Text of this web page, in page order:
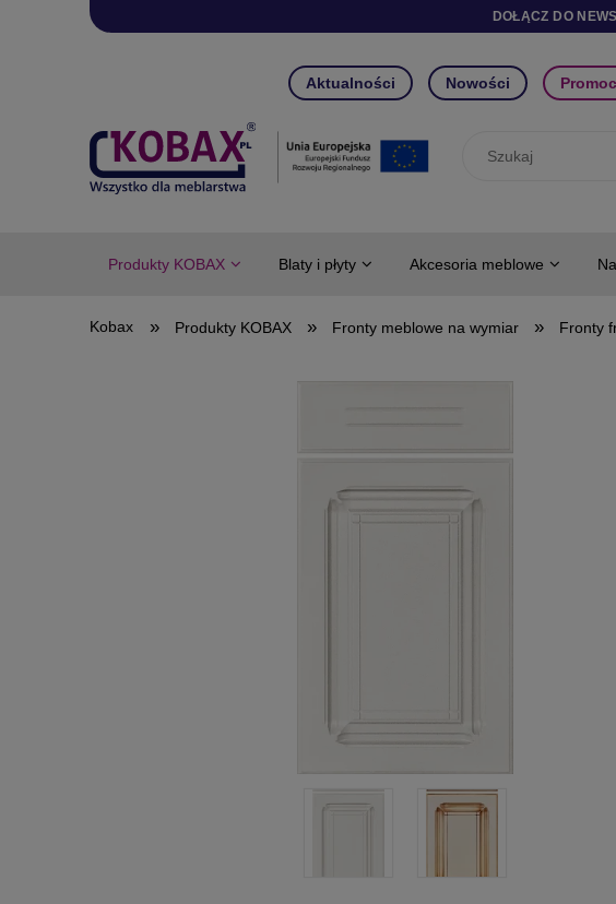
DOŁĄCZ DO
Aktualności Nowości
Produkty KOBAX Blaty i płyty Akcesoria meblowe
» Produkty KOBAX » Fronty meblowe na wymiar » Fronty